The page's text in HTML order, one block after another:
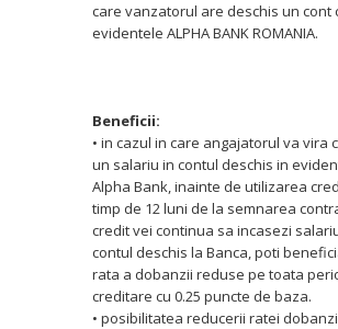
care vanzatorul are deschis un cont
evidentele ALPHA BANK ROMANIA.
Beneficii:
• in cazul in care angajatorul va vira
un salariu in contul deschis in
Alpha Bank, inainte de utilizarea
timp de 12 luni de la semnarea
credit vei continua sa incasezi
contul deschis la Banca, poti
rata a dobanzii reduse pe toata
creditare cu 0.25 puncte de baza.
• posibilitatea reducerii ratei